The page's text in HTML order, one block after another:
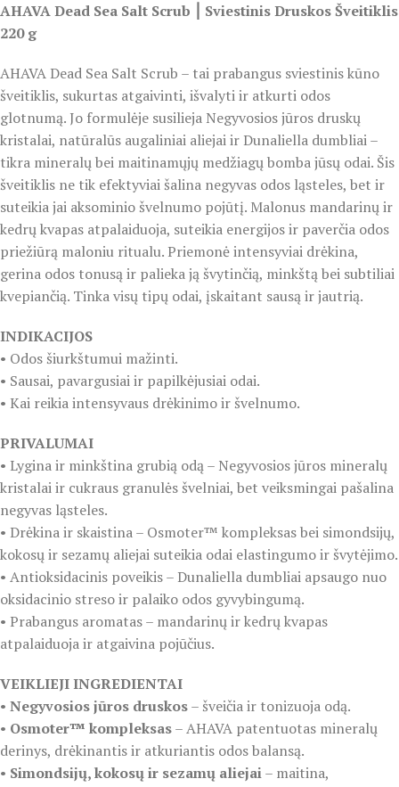
AHAVA Dead Sea Salt Scrub ⎮ Sviestinis Druskos Šveitiklis
220 g
AHAVA Dead Sea Salt Scrub – tai prabangus sviestinis kūno
šveitiklis, sukurtas atgaivinti, išvalyti ir atkurti odos
glotnumą. Jo formulėje susilieja Negyvosios jūros druskų
kristalai, natūralūs augaliniai aliejai ir Dunaliella dumbliai –
tikra mineralų bei maitinamųjų medžiagų bomba jūsų odai. Šis
šveitiklis ne tik efektyviai šalina negyvas odos ląsteles, bet ir
suteikia jai aksominio švelnumo pojūtį. Malonus mandarinų ir
kedrų kvapas atpalaiduoja, suteikia energijos ir paverčia odos
priežiūrą maloniu ritualu. Priemonė intensyviai drėkina,
gerina odos tonusą ir palieka ją švytinčią, minkštą bei subtiliai
kvepiančią. Tinka visų tipų odai, įskaitant sausą ir jautrią.
INDIKACIJOS
• Odos šiurkštumui mažinti.
• Sausai, pavargusiai ir papilkėjusiai odai.
• Kai reikia intensyvaus drėkinimo ir švelnumo.
PRIVALUMAI
• Lygina ir minkština grubią odą – Negyvosios jūros mineralų
kristalai ir cukraus granulės švelniai, bet veiksmingai pašalina
negyvas ląsteles.
• Drėkina ir skaistina – Osmoter™ kompleksas bei simondsijų,
kokosų ir sezamų aliejai suteikia odai elastingumo ir švytėjimo.
• Antioksidacinis poveikis – Dunaliella dumbliai apsaugo nuo
oksidacinio streso ir palaiko odos gyvybingumą.
• Prabangus aromatas – mandarinų ir kedrų kvapas
atpalaiduoja ir atgaivina pojūčius.
VEIKLIEJI INGREDIENTAI
• Negyvosios jūros druskos– šveičia ir tonizuoja odą.
• Osmoter™ kompleksas– AHAVA patentuotas mineralų
derinys, drėkinantis ir atkuriantis odos balansą.
• Simondsijų, kokosų ir sezamų aliejai– maitina,